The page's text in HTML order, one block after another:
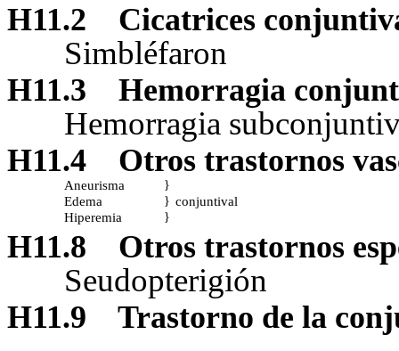
H11.2 Cicatrices
Simbléfaron
H11.3 Hemorragia
Hemorragia
H11.4 Otros trastornos
Aneurisma }
conjuntival
Edema }
Hiperemia }
H11.8 Otros trastornos
Seudopterigión
H11.9 Trastorno de la